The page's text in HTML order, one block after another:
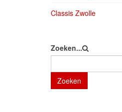
Classis Zwolle
Zoeken...
Zoeken